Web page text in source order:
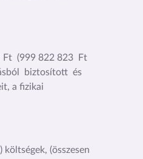
Ft (999 822 823 Ft
biztosított és
a fizikai
(összesen